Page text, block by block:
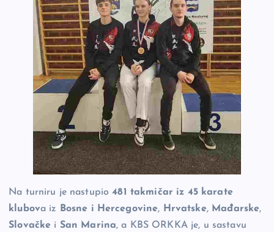
Na turniru je nastupio481 takmičar iz 45 karate
klubova iz Bosne i Hercegovine, Hrvatske, Mađarske,
Slovačke i San Marina, a KBS ORKKA je, u sastavu